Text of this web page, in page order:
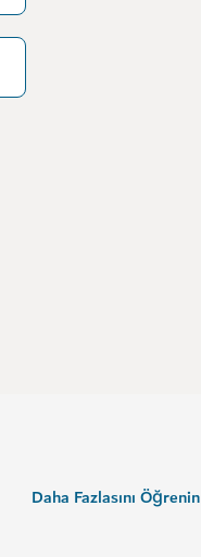
Daha Fazlasını Öğrenin